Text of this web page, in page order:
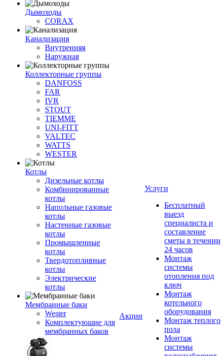
Дымоходы
CORAX
Канализация
Внутренняя
Наружная
Коллекторные группы
DANFOSS
FAR
IVR
STOUT
TIEMME
UNI-FITT
VALTEC
WATTS
WESTER
Котлы
Дизельные котлы
Комбинированные
котлы
Напольные газовые
котлы
Настенные газовые
котлы
Промышленные
котлы
Твердотопливные
котлы
Электрические
котлы
Мембранные баки
Wester
Комплектуюшие для
мембранных баков
Акции
Услуги
Бесплатный
выезд
специалиста и
составление
сметы в течении
24 часов
Монтаж
системы
отопления под
ключ
Монтаж
котельного
оборудования
Монтаж теплого
пола
Монтаж
системы